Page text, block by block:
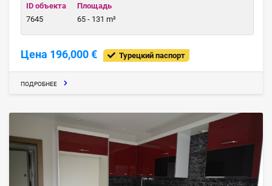
ID объекта
7645
Площадь
65 - 131 m²
Цена 196,000 € Турецкий паспорт
ПОДРОБНЕЕ